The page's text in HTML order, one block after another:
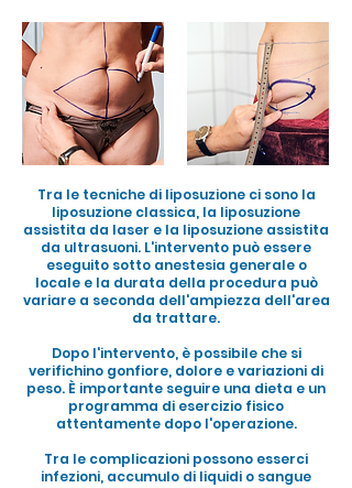
Tra le tecniche di liposuzione ci sono la
liposuzione classica, la liposuzione
assistita da laser e la liposuzione assistita
da ultrasuoni. L'intervento può essere
eseguito sotto anestesia generale o
locale e la durata della procedura può
variare a seconda dell'ampiezza dell'area
da trattare.
Dopo l'intervento, è possibile che si
verifichino gonfiore, dolore e variazioni di
peso. È importante seguire una dieta e un
programma di esercizio fisico
attentamente dopo l'operazione.
Tra le complicazioni possono esserci
infezioni, accumulo di liquidi o sangue